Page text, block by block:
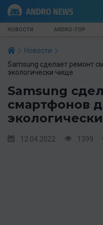
НОВОСТИ ANDRO-TOP
Новости
Samsung сделает ремонт
экологически чище
Samsung
смартфонов
12.04.2022 1399